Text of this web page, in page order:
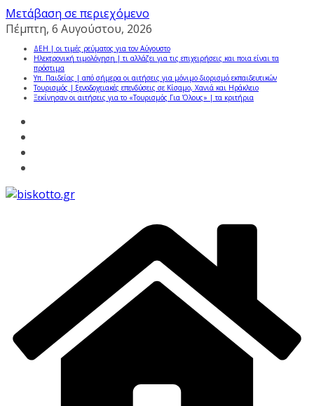
Μετάβαση σε περιεχόμενο
Πέμπτη, 6 Αυγούστου, 2026
ΔΕΗ | οι τιμές ρεύματος για τον Αύγουστο
Ηλεκτρονική τιμολόγηση | τι αλλάζει για τις επιχειρήσεις και ποια είναι τα
πρόστιμα
Υπ. Παιδείας | από σήμερα οι αιτήσεις για μόνιμο διορισμό εκπαιδευτικών
Τουρισμός | ξενοδοχειακές επενδύσεις σε Κίσαμο, Χανιά και Ηράκλειο
Ξεκίνησαν οι αιτήσεις για το «Τουρισμός Για Όλους» | τα κριτήρια